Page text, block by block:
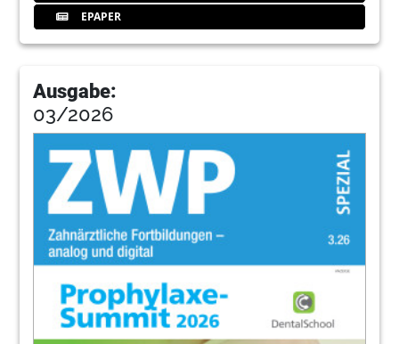
EPAPER
Ausgabe:
03/2026